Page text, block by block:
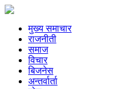
मुख्य समाचार
राजनीती
समाज
विचार
बिजनेस
अन्तर्वार्ता